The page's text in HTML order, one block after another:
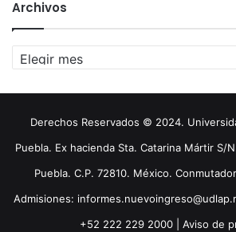
Archivos
Archivos
Derechos Reservados © 2024.
Puebla. Ex hacienda Sta. Catarina Mártir S/
Puebla. C.P. 72810. México.
Admisiones:
+52 222 229 2000 | Aviso de